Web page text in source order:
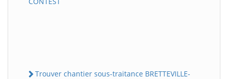
Trouver chantier sous-traitance BRETTEVILLE-